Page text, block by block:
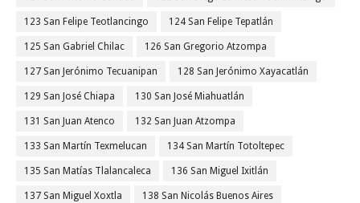
123 San Felipe Teotlancingo 124 San Felipe Tepatlán
125 San Gabriel Chilac 126 San Gregorio Atzompa
127 San Jerónimo Tecuanipan 128 San Jerónimo Xayacatlán
129 San José Chiapa 130 San José Miahuatlán
131 San Juan Atenco 132 San Juan Atzompa
133 San Martín Texmelucan 134 San Martín Totoltepec
135 San Matías Tlalancaleca 136 San Miguel Ixitlán
137 San Miguel Xoxtla 138 San Nicolás Buenos Aires